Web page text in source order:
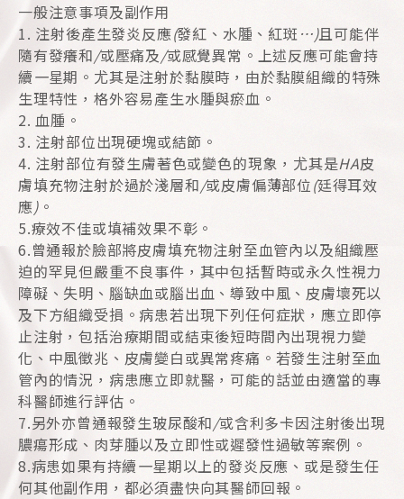
一般注意事項及副作用
1. 注射後產生發炎反應(發紅、水腫、紅斑…)且可能伴
隨有發癢和/或壓痛及/或感覺異常。上述反應可能會持
續一星期。尤其是注射於黏膜時，由於黏膜組織的特殊
生理特性，格外容易產生水腫與瘀血。
2. 血腫。
3. 注射部位出現硬塊或結節。
4. 注射部位有發生膚著色或變色的現象，尤其是HA皮
膚填充物注射於過於淺層和/或皮膚偏薄部位(廷得耳效
應)。
5.療效不佳或填補效果不彰。
6.曾通報於臉部將皮膚填充物注射至血管內以及組織壓
迫的罕見但嚴重不良事件，其中包括暫時或永久性視力
障礙、失明、腦缺血或腦出血、導致中風、皮膚壞死以
及下方組織受損。病患若出現下列任何症狀，應立即停
止注射，包括治療期間或結束後短時間內出現視力變
化、中風徵兆、皮膚變白或異常疼痛。若發生注射至血
管內的情況，病患應立即就醫，可能的話並由適當的專
科醫師進行評估。
7.另外亦曾通報發生玻尿酸和/或含利多卡因注射後出現
膿瘍形成、肉芽腫以及立即性或遲發性過敏等案例。
8.病患如果有持續一星期以上的發炎反應、或是發生任
何其他副作用，都必須盡快向其醫師回報。